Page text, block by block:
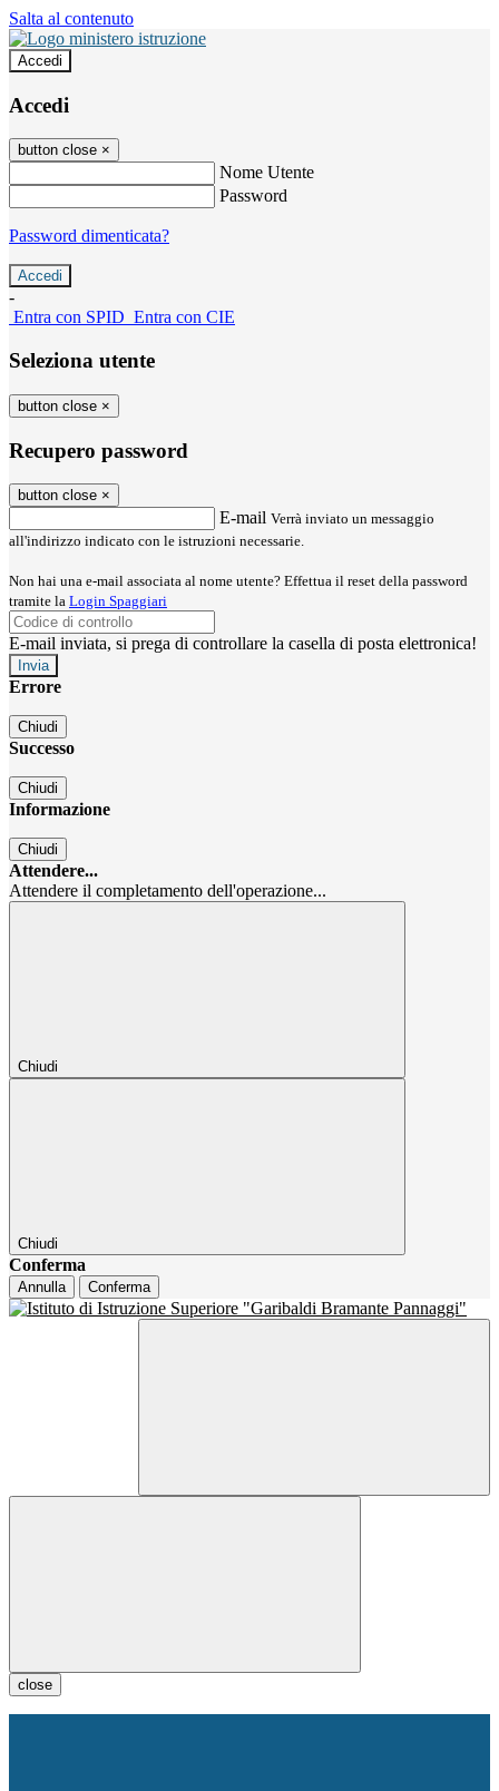
Salta al contenuto
Accedi
Accedi
button close ×
Nome Utente
Password
Password dimenticata?
-
Entra con SPID Entra con CIE
Seleziona utente
button close ×
Recupero password
button close ×
E-mail Verrà inviato un messaggio
all'indirizzo indicato con le istruzioni necessarie.
Non hai una e-mail associata al nome utente? Effettua il reset della password
tramite la Login Spaggiari
E-mail inviata, si prega di controllare la casella di posta elettronica!
Errore
Chiudi
Successo
Chiudi
Informazione
Chiudi
Attendere...
Attendere il completamento dell'operazione...
Chiudi
Chiudi
Conferma
Annulla Conferma
close